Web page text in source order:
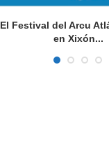
El Festival del Arcu
en Xixón...